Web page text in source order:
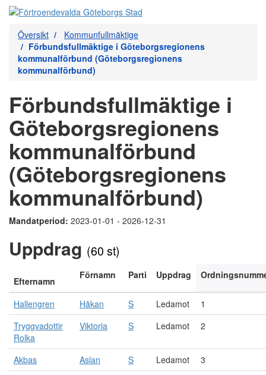
Översikt
Kommunfullmäktige
Förbundsfullmäktige i Göteborgsregionens
kommunalförbund (Göteborgsregionens
kommunalförbund)
Förbundsfullmäktige i
Göteborgsregionens
kommunalförbund
(Göteborgsregionens
kommunalförbund)
Mandatperiod: 2023-01-01 - 2026-12-31
Uppdrag (60 st)
Efternamn
Förnamn Parti Uppdrag
Hallengren Håkan S Ledamot
1
Tryggvadottir
Rolka
Viktoria S Ledamot 2
Akbas Aslan S Ledamot
3